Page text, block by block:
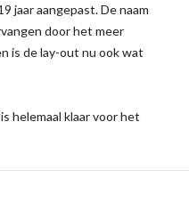
jaar aangepast. De naam
door het meer
is de lay-out nu ook wat
helemaal klaar voor het